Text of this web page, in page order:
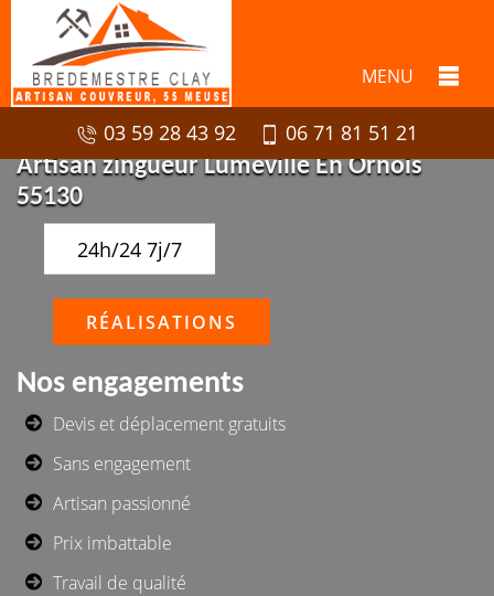
MENU
03 59 28 43 92
06 71 81 51 21
Artisan zingueur Lumeville En Ornois
55130
24h/24 7j/7
RÉALISATIONS
Nos engagements
Devis et déplacement gratuits
Sans engagement
Artisan passionné
Prix imbattable
Travail de qualité